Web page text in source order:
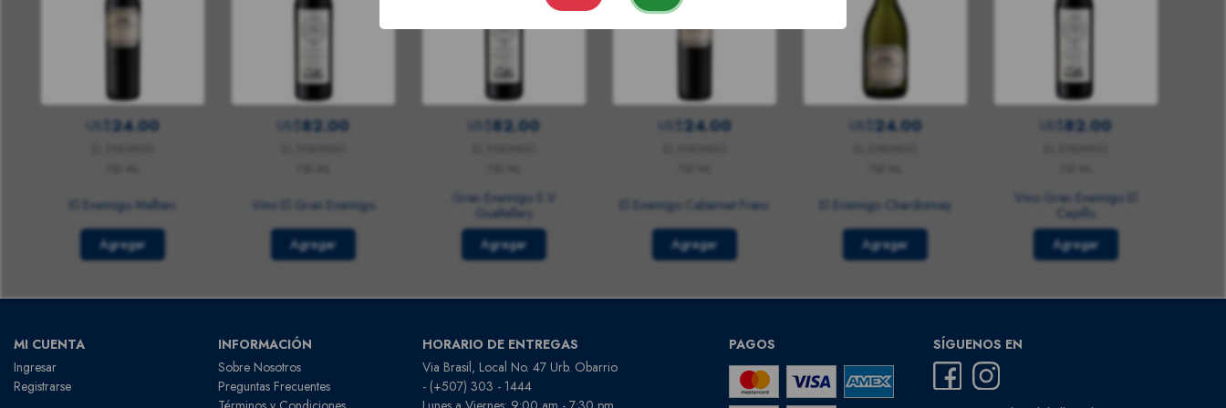
US$ 24.00
El Enemigo Malbec
Agregar
US$82.00
Vino El Gran Enemigo
Agregar
US$82.00
Gran Enemigo S.V
Gualtallary
Agregar
US$ 24.00
El Enemigo Cabernet Franc
Agregar
US$ 24.00
El Enemigo Chardonnay
Agregar
US$82.00
Vino Gran Enemigo El
Cepillo
Agregar
MI CUENTA
Ingresar
Registrarse
INFORMACIÓN
Sobre Nosotros
Preguntas Frecuentes
HORARIO DE ENTREGAS
Via Brasil, Local No. 47 Urb. Obarrio
- (+507) 303 - 1444
PAGOS SÍGUENOS EN